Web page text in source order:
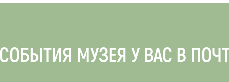
СОБЫТИЯ МУЗЕЯ У ВАС В